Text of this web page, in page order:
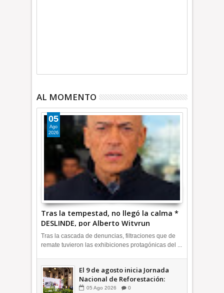
AL MOMENTO
Tras la tempestad, no llegó la calma *
DESLINDE, por Alberto Witvrun
OPINIÓN
05
Ago
2026
Tras la cascada de denuncias, filtraciones que de
remate tuvieron las exhibiciones protagónicas del ...
El 9 de agosto inicia Jornada
Nacional de Reforestación:
presidenta Sheinbaum +Video
05 Ago 2026 0